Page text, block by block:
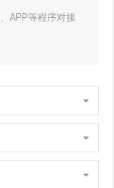
APP等程序对接